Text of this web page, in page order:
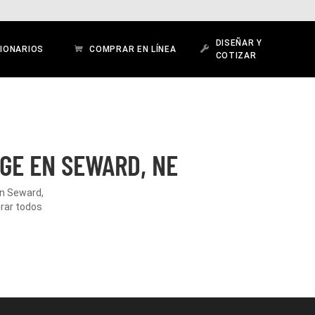
COMPRAR EN LÍNEA
DISEÑAR Y
COTIZAR
EN SEWARD, NE
Seward,
todos